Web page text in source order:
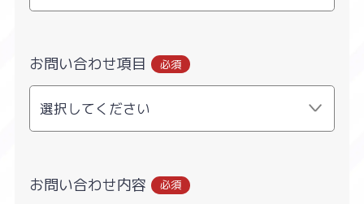
お問い合わせ項目 必須
お問い合わせ内容 必須